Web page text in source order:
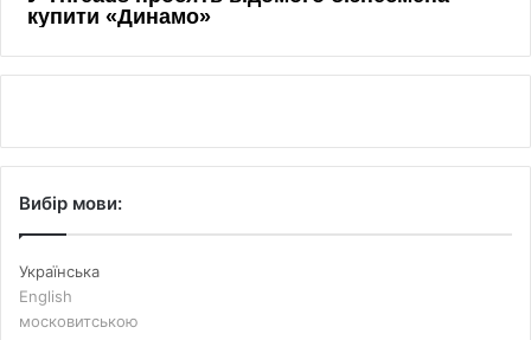
Вибір мови:
Українська
English
московитською